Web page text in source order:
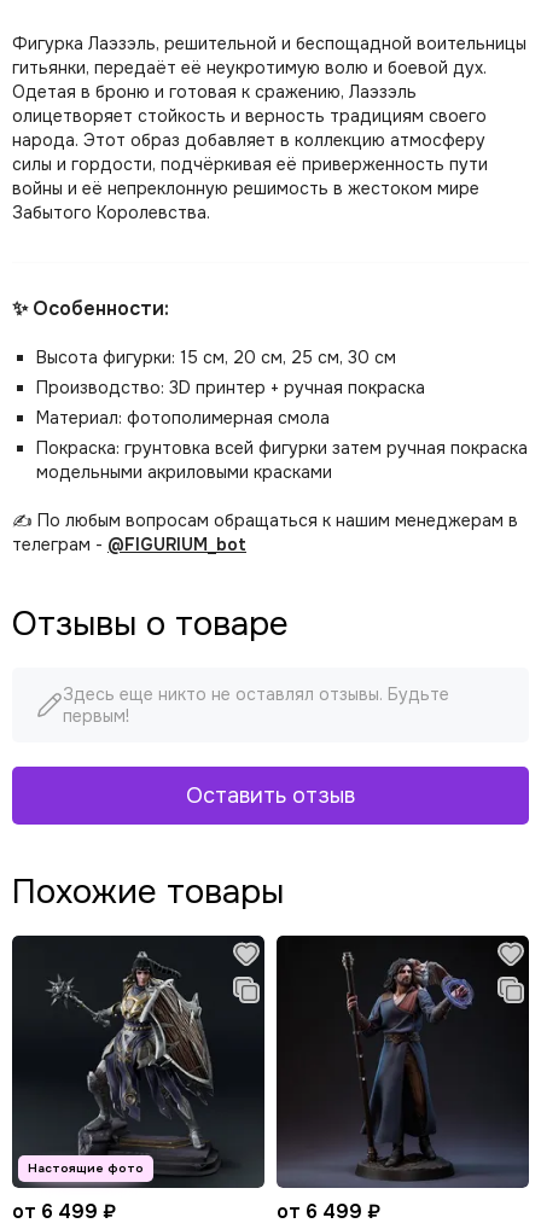
Фигурка Лаэзэль, решительной и беспощадной воительницы
гитьянки, передаёт её неукротимую волю и боевой дух.
Одетая в броню и готовая к сражению, Лаэзэль
олицетворяет стойкость и верность традициям своего
народа. Этот образ добавляет в коллекцию атмосферу
силы и гордости, подчёркивая её приверженность пути
войны и её непреклонную решимость в жестоком мире
Забытого Королевства.
✨ Особенности:
Высота фигурки: 15 см, 20 см, 25 см, 30 см
Производство: 3D принтер + ручная покраска
Материал: фотополимерная смола
Покраска: грунтовка всей фигурки затем ручная покраска
модельными акриловыми красками
✍️ По любым вопросам обращаться к нашим менеджерам в
телеграм - @FIGURIUM_bot
Отзывы о товаре
Здесь еще никто не оставлял отзывы. Будьте
первым!
Оставить отзыв
Похожие товары
от 6 499 ₽ от 6 499 ₽